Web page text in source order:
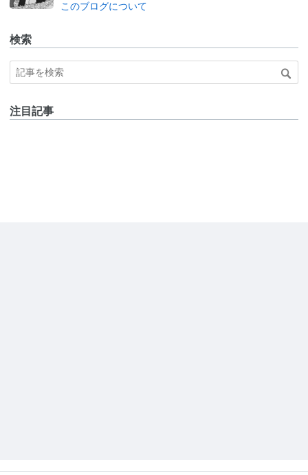
このブログについて
検索
注目記事